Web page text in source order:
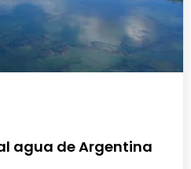
agua de Argentina